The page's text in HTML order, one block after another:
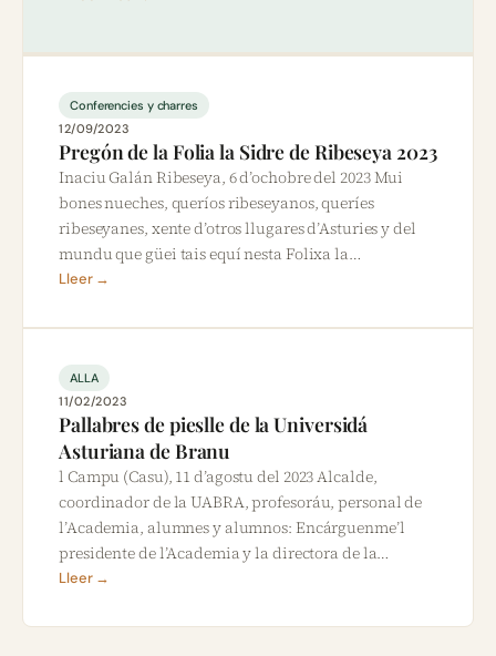
Conferencies y charres
12/09/2023
Pregón de la Folia la Sidre de Ribeseya 2023
Inaciu Galán Ribeseya, 6 d’ochobre del 2023 Mui
bones nueches, queríos ribeseyanos, queríes
ribeseyanes, xente d’otros llugares d’Asturies y del
mundu que güei tais equí nesta Folixa la…
Lleer →
ALLA
11/02/2023
Pallabres de pieslle de la Universidá
Asturiana de Branu
l Campu (Casu), 11 d’agostu del 2023 Alcalde,
coordinador de la UABRA, profesoráu, personal de
l’Academia, alumnes y alumnos: Encárguenme’l
presidente de l’Academia y la directora de la…
Lleer →